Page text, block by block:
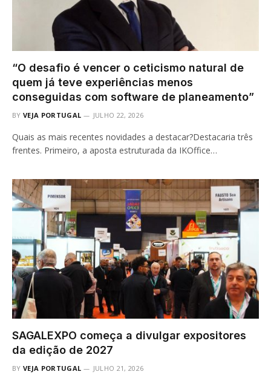
“O desafio é vencer o ceticismo natural de
quem já teve experiências menos
conseguidas com software de planeamento”
BY VEJA PORTUGAL JULHO 22, 2026
Quais as mais recentes novidades a destacar?Destacaria três
frentes. Primeiro, a aposta estruturada da IKOffice…
SAGALEXPO começa a divulgar expositores
da edição de 2027
BY VEJA PORTUGAL JULHO 21, 2026